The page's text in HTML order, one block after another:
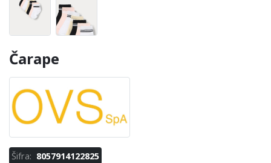
Čarape
Šifra: 8057914122825